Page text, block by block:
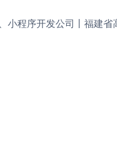
小程序开发公司丨福建